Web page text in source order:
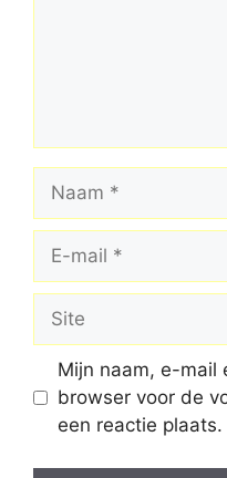
Naam
Site
Mijn naam, e-mail
browser voor de
een reactie plaats.